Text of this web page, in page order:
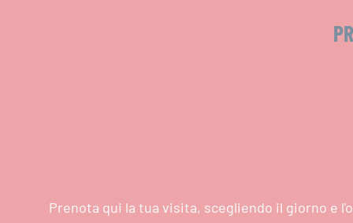
Prenota qui la tua visita, scegliendo il giorno e